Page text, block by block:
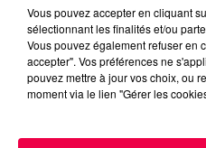
Vous pouvez accepter en cliquant
sélectionnant les finalités et/ou
Vous pouvez également refuser en
accepter". Vos préférences ne
pouvez mettre à jour vos choix, ou
moment via le lien "Gérer les